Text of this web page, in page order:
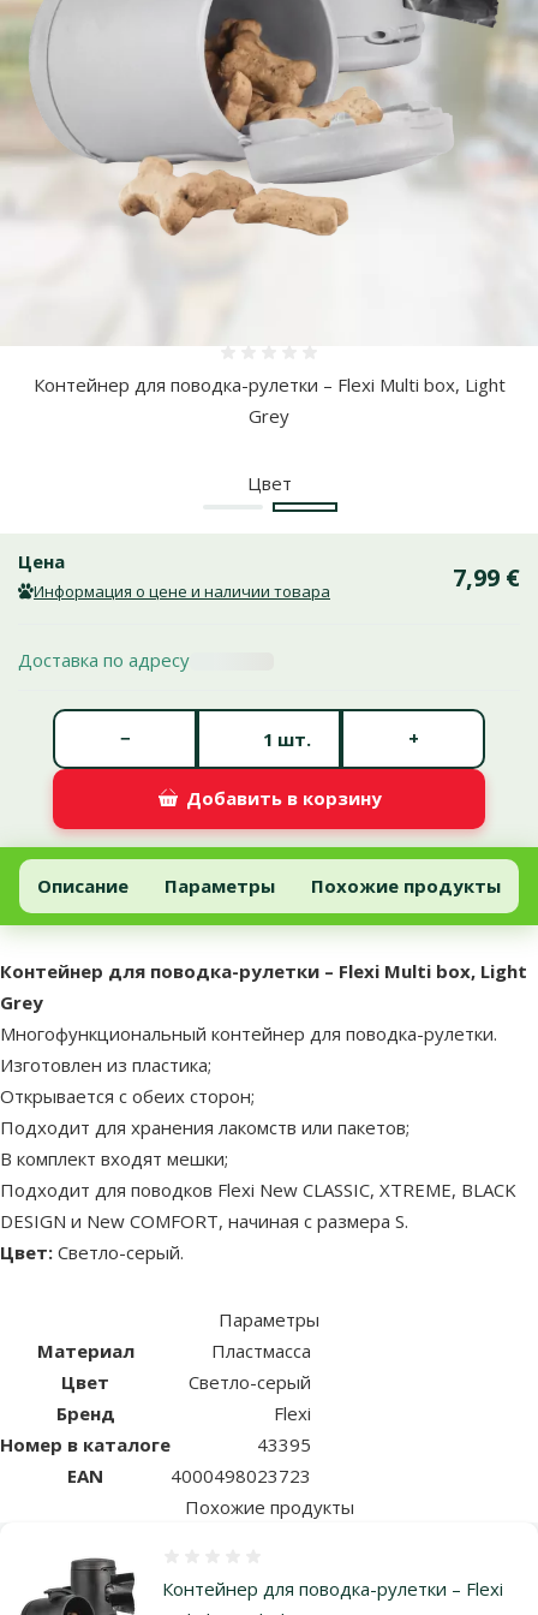
Контейнер для поводка-рулетки – Flexi Multi box, Light
Grey
Цвет
Цена
Информация о цене и наличии товара 7,99 €
Доставка по адресу
шт.
− +
Добавить в корзину
Контейнер для поводка-рулетки – Flexi Multi box, Light Grey
Добавить в корзину
Описание Параметры Похожие продукты
В начало страницы
superzoo.product.detail.content
Контейнер для поводка-рулетки – Flexi Multi box, Light
Grey
Многофункциональный контейнер для поводка-рулетки.
Изготовлен из пластика;
Открывается с обеих сторон;
Подходит для хранения лакомств или пакетов;
В комплект входят мешки;
Подходит для поводков Flexi New CLASSIC, XTREME, BLACK
DESIGN и New COMFORT, начиная с размера S.
Цвет: Светло-серый.
Параметры
Материал
Пластмасса
Цвет
Светло-серый
Бренд
Flexi
Номер в каталоге
43395
EAN
4000498023723
Похожие продукты
Контейнер для поводка-рулетки – Flexi